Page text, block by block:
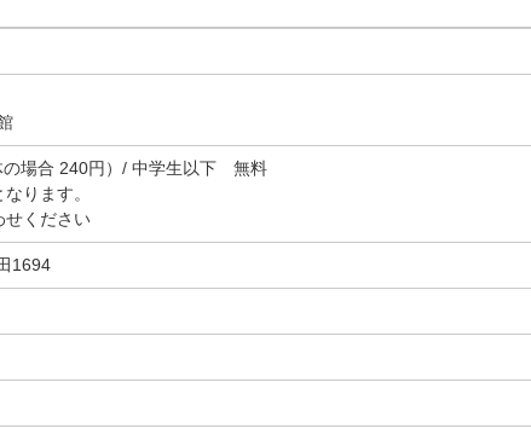
場合 240円）/ 中学生以下 無料
ります。
せください
1694